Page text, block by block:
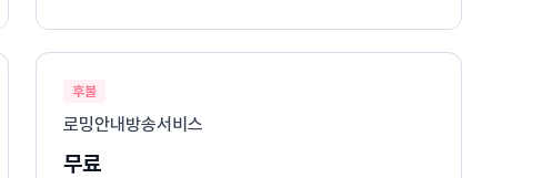
후불
로밍안내방송서비스
무료